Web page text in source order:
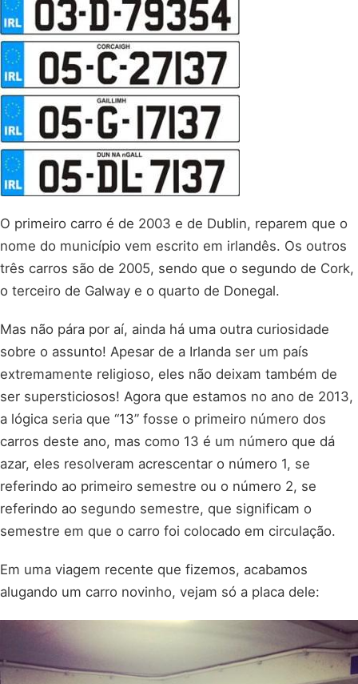
O primeiro carro é de 2003 e de Dublin, reparem que o
nome do município vem escrito em irlandês. Os outros
três carros são de 2005, sendo que o segundo de Cork,
o terceiro de Galway e o quarto de Donegal.
Mas não pára por aí, ainda há uma outra curiosidade
sobre o assunto! Apesar de a Irlanda ser um país
extremamente religioso, eles não deixam também de
ser supersticiosos! Agora que estamos no ano de 2013,
a lógica seria que “13” fosse o primeiro número dos
carros deste ano, mas como 13 é um número que dá
azar, eles resolveram acrescentar o número 1, se
referindo ao primeiro semestre ou o número 2, se
referindo ao segundo semestre, que significam o
semestre em que o carro foi colocado em circulação.
Em uma viagem recente que fizemos, acabamos
alugando um carro novinho, vejam só a placa dele: